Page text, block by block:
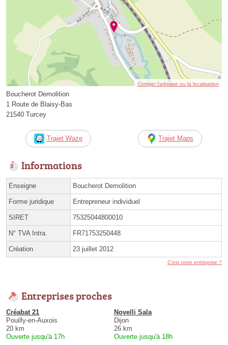
Corriger l’adresse ou la localisation
Boucherot Demolition
1 Route de Blaisy-Bas
21540 Turcey
Trajet Waze Trajet Maps
Informations
Enseigne Boucherot Demolition
Forme juridique Entrepreneur individuel
SIRET 75325044800010
N° TVA Intra. FR71753250448
Création 23 juillet 2012
C'est votre entreprise ?
Entreprises proches
Créabat 21
Pouilly-en-Auxois
20 km
Ouverte jusqu'à 17h
Novelli Sala
Dijon
26 km
Ouverte jusqu'à 18h